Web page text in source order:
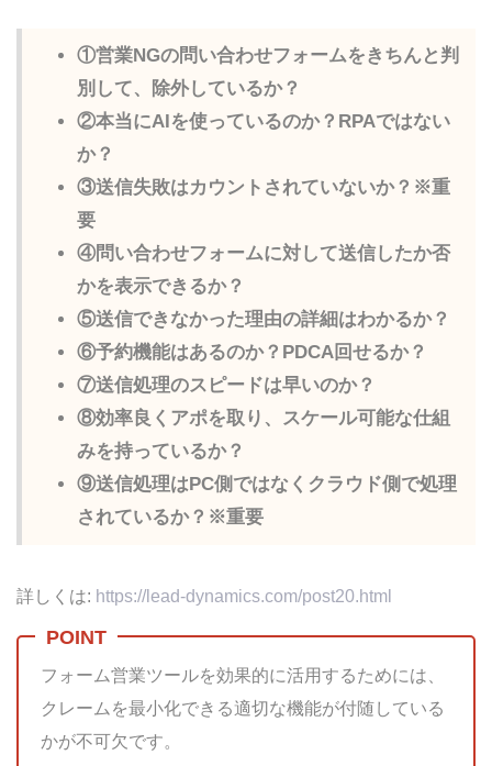
①営業NGの問い合わせフォームをきちんと判
別して、除外しているか？
②本当にAIを使っているのか？RPAではない
か？
③送信失敗はカウントされていないか？※重
要
④問い合わせフォームに対して送信したか否
かを表示できるか？
⑤送信できなかった理由の詳細はわかるか？
⑥予約機能はあるのか？PDCA回せるか？
⑦送信処理のスピードは早いのか？
⑧効率良くアポを取り、スケール可能な仕組
みを持っているか？
⑨送信処理はPC側ではなくクラウド側で処理
されているか？※重要
詳しくは: https://lead-dynamics.com/post20.html
フォーム営業ツールを効果的に活用するためには、
クレームを最小化できる適切な機能が付随している
かが不可欠です。